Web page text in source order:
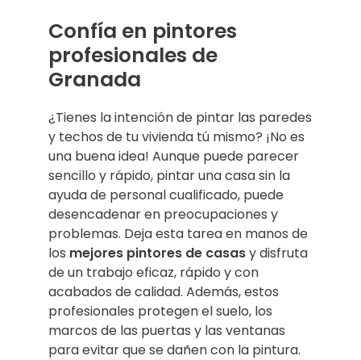
Confía en pintores
profesionales de
Granada
¿Tienes la intención de pintar las paredes
y techos de tu vivienda tú mismo? ¡No es
una buena idea! Aunque puede parecer
sencillo y rápido, pintar una casa sin la
ayuda de personal cualificado, puede
desencadenar en preocupaciones y
problemas. Deja esta tarea en manos de
los mejores pintores de casasy disfruta
de un trabajo eficaz, rápido y con
acabados de calidad. Además, estos
profesionales protegen el suelo, los
marcos de las puertas y las ventanas
para evitar que se dañen con la pintura.